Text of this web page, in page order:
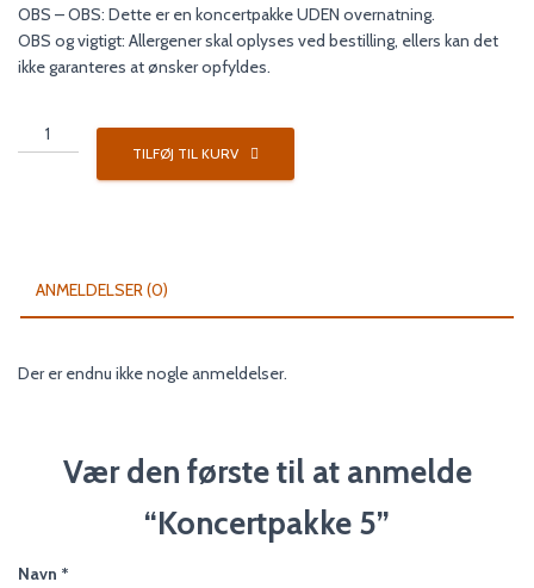
OBS – OBS: Dette er en koncertpakke UDEN overnatning.
OBS og vigtigt: Allergener skal oplyses ved bestilling, ellers kan det
ikke garanteres at ønsker opfyldes.
Koncertpakke
5
TILFØJ TIL KURV
ANMELDELSER (0)
Der er endnu ikke nogle anmeldelser.
Vær den første til at anmelde
“Koncertpakke 5”
Navn *